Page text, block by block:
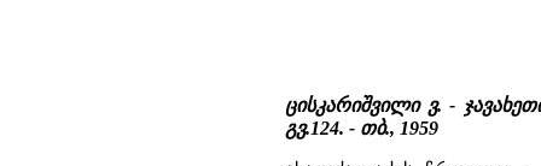
ცისკარიშვილი ვ. -
გვ.124. - თბ., 1959